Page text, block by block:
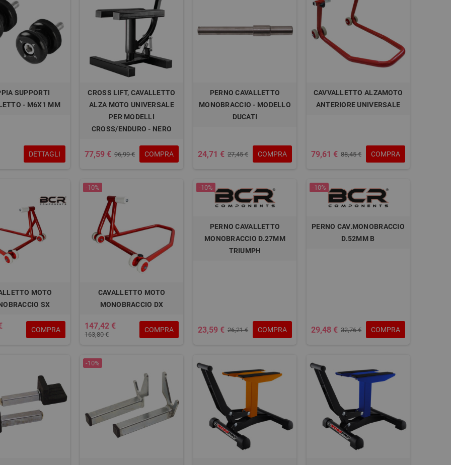
SUPPORTI
- M6X1 MM
DETTAGLI
CROSS LIFT, CAVALLETTO
ALZA MOTO UNIVERSALE
PER MODELLI
CROSS/ENDURO - NERO
77,59 € 96,99 € COMPRA
PERNO CAVALLETTO
MONOBRACCIO - MODELLO
DUCATI
24,71 € 27,45 € COMPRA
CAVVALLETTO ALZAMOTO
ANTERIORE UNIVERSALE
79,61 € 88,45 € COMPRA
MOTO
SX
COMPRA
-10%
CAVALLETTO MOTO
MONOBRACCIO DX
147,42 €
163,80 €
COMPRA
-10%
PERNO CAVALLETTO
MONOBRACCIO D.27MM
TRIUMPH
23,59 € 26,21 € COMPRA
-10%
PERNO CAV.MONOBRACCIO
D.52MM B
29,48 € 32,76 € COMPRA
-10%